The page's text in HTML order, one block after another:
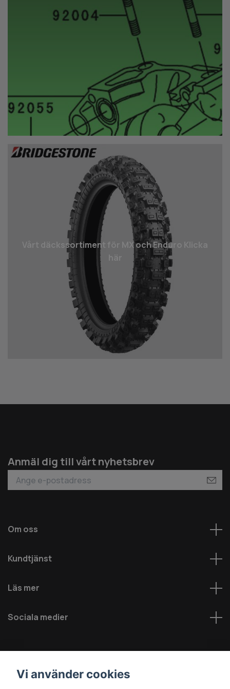
Vårt däcks­sortiment för MX och Enduro Klicka
Anmäl dig till vårt nyhetsbrev
Om oss
Kundtjänst
Läs mer
Sociala medier
Vi använder cookies